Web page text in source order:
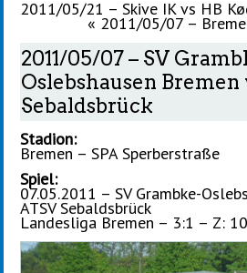
2011/05/21 – Skive IK vs HB
« 2011/05/07 –
2011/05/07 – SV
Oslebshausen Bremen
Sebaldsbrück
Stadion:
Bremen – SPA Sperberstraße
Spiel:
07.05.2011 – SV Grambke-
ATSV Sebaldsbrück
Landesliga Bremen – 3:1 – Z: